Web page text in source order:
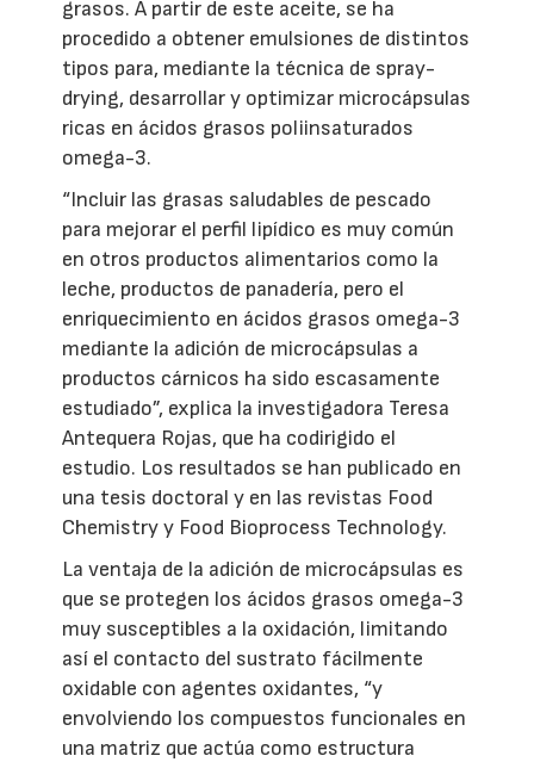
grasos. A partir de este aceite, se ha
procedido a obtener emulsiones de distintos
tipos para, mediante la técnica de spray-
drying, desarrollar y optimizar microcápsulas
ricas en ácidos grasos poliinsaturados
omega-3.
“Incluir las grasas saludables de pescado
para mejorar el perfil lipídico es muy común
en otros productos alimentarios como la
leche, productos de panadería, pero el
enriquecimiento en ácidos grasos omega-3
mediante la adición de microcápsulas a
productos cárnicos ha sido escasamente
estudiado”, explica la investigadora Teresa
Antequera Rojas, que ha codirigido el
estudio. Los resultados se han publicado en
una tesis doctoral y en las revistas Food
Chemistry y Food Bioprocess Technology.
La ventaja de la adición de microcápsulas es
que se protegen los ácidos grasos omega-3
muy susceptibles a la oxidación, limitando
así el contacto del sustrato fácilmente
oxidable con agentes oxidantes, “y
envolviendo los compuestos funcionales en
una matriz que actúa como estructura